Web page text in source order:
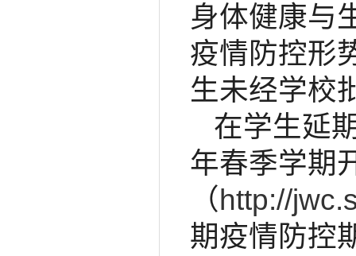
身体健康与
疫情防控形
生未经学校
在学生延
年春季学期
（ http://
期疫情防控